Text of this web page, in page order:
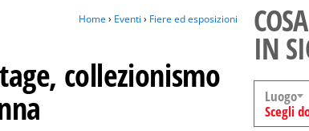
Home› Eventi › Fiere ed esposizioni
collezionismo
IN
Luogo
Scegli